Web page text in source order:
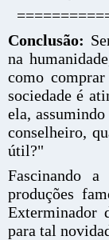
Conclusão:
na
como
sociedade é
ela,
conselheiro,
útil?"
Fascinando
produções
Exterminador
para tal